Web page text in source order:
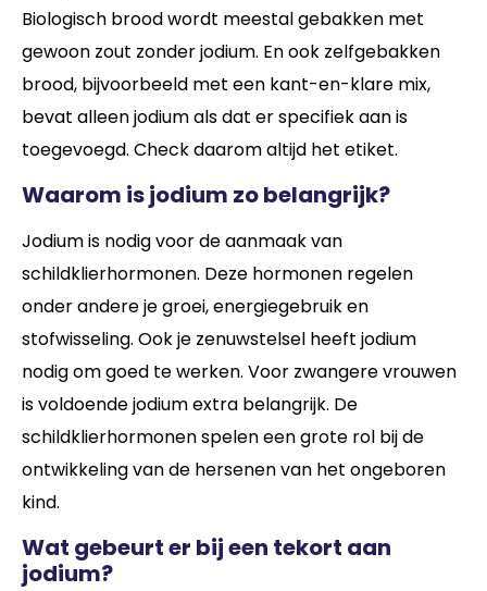
Biologisch brood wordt meestal gebakken met
gewoon zout zonder jodium. En ook zelfgebakken
brood, bijvoorbeeld met een kant-en-klare mix,
bevat alleen jodium als dat er specifiek aan is
toegevoegd. Check daarom altijd het etiket.
Waarom is jodium zo belangrijk?
Jodium is nodig voor de aanmaak van
schildklierhormonen. Deze hormonen regelen
onder andere je groei, energiegebruik en
stofwisseling. Ook je zenuwstelsel heeft jodium
nodig om goed te werken. Voor zwangere vrouwen
is voldoende jodium extra belangrijk. De
schildklierhormonen spelen een grote rol bij de
ontwikkeling van de hersenen van het ongeboren
kind.
Wat gebeurt er bij een tekort aan
jodium?